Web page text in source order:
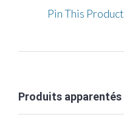
Pin This Product
Produits apparentés